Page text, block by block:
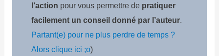
l’action pour vous permettre de pratiquer
facilement un conseil donné par l’auteur.
Partant(e) pour ne plus perdre de temps ?
Alors clique ici ;o)